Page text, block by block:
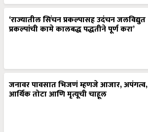
‘राज्यातील सिंचन प्रकल्पासह उदंचन जलविद्युत
प्रकल्पांची कामे कालबद्ध पद्धतीने पूर्ण करा’
जनावर पावसात भिजणं म्हणजे आजार, अपंगत्व,
आर्थिक तोटा आणि मृत्यूची चाहूल